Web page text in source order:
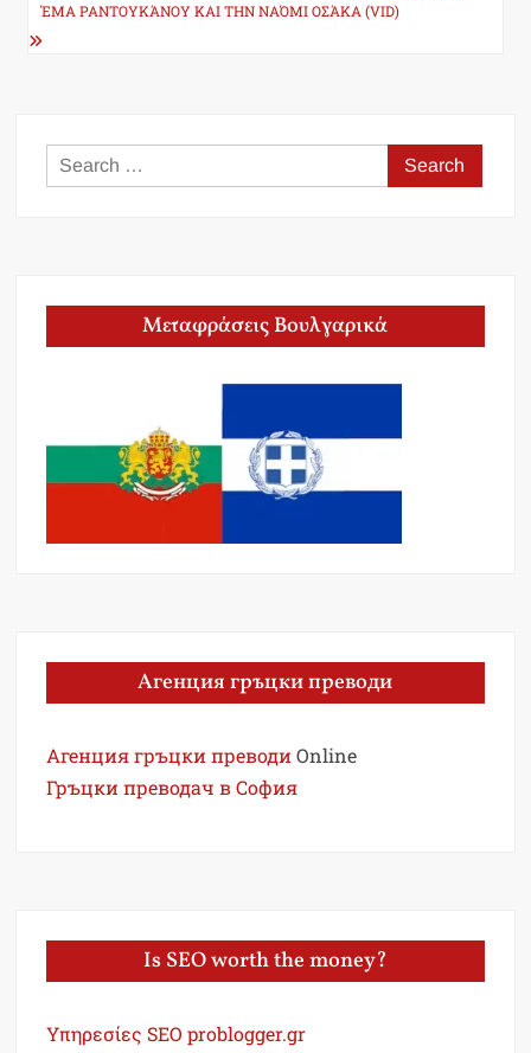
ΈΜΑ ΡΑΝΤΟΥΚΆΝΟΥ ΚΑΙ ΤΗΝ ΝΑΌΜΙ ΟΣΆΚΑ (VID)
Search
for:
Μεταφράσεις Βουλγαρικά
Агенция гръцки преводи
Агенция гръцки преводи Online
Гръцки преводач в София
Is SEO worth the money?
Υπηρεσίες SEO problogger.gr